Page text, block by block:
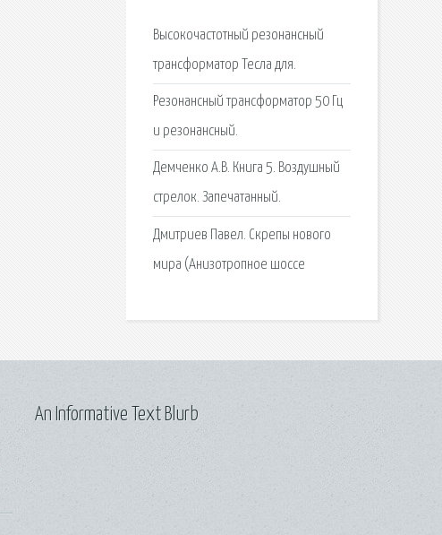
Высокочастотный резонансный
трансформатор Тесла для.
Резонансный трансформатор 50 Гц
и резонансный.
Демченко А.В. Книга 5. Воздушный
стрелок. Запечатанный.
Дмитриев Павел. Скрепы нового
мира (Анизотропное шоссе
An Informative Text Blurb